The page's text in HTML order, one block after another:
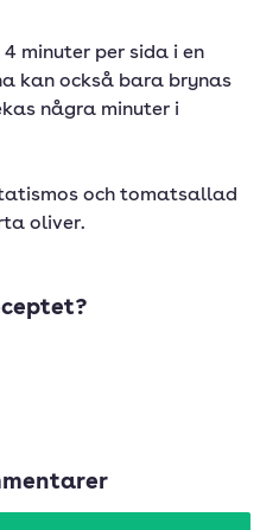
minuter per sida i en
kan också bara brynas
några minuter i
och tomatsallad
oliver.